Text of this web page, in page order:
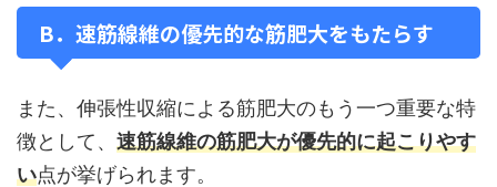
B．速筋線維の優先的な筋肥大をもたらす
また、伸張性収縮による筋肥大のもう一つ重要な特
徴として、 速筋線維の筋肥大が優先的に起こりやす
い点が挙げられます。